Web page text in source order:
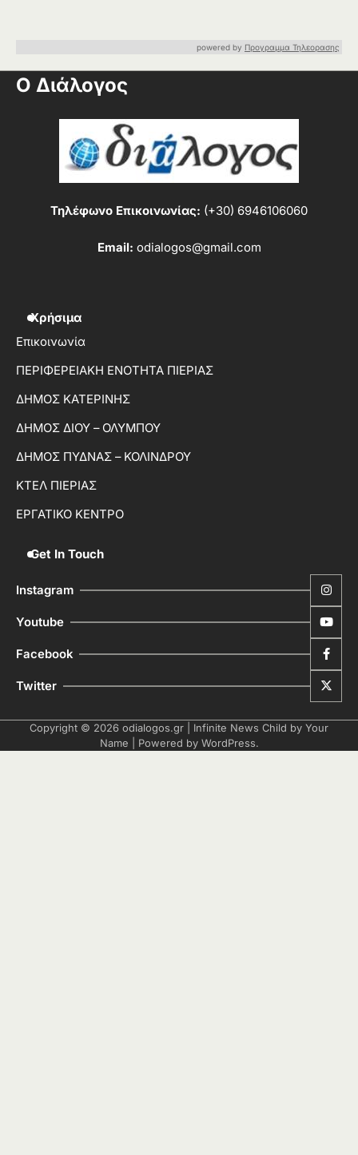
powered by Προγραμμα Τηλεορασης
Ο Διάλογος
Τηλέφωνο Επικοινωνίας: (+30) 6946106060
Email: odialogos@gmail.com
Χρήσιμα
Επικοινωνία
ΠΕΡΙΦΕΡΕΙΑΚΗ ΕΝΟΤΗΤΑ ΠΙΕΡΙΑΣ
ΔΗΜΟΣ ΚΑΤΕΡΙΝΗΣ
ΔΗΜΟΣ ΔΙΟΥ – ΟΛΥΜΠΟΥ
ΔΗΜΟΣ ΠΥΔΝΑΣ – ΚΟΛΙΝΔΡΟΥ
ΚΤΕΛ ΠΙΕΡΙΑΣ
ΕΡΓΑΤΙΚΟ ΚΕΝΤΡΟ
Get In Touch
Instagram
Youtube
Facebook
Twitter
Copyright © 2026 odialogos.gr | Infinite News Child by Your
Name | Powered by WordPress.